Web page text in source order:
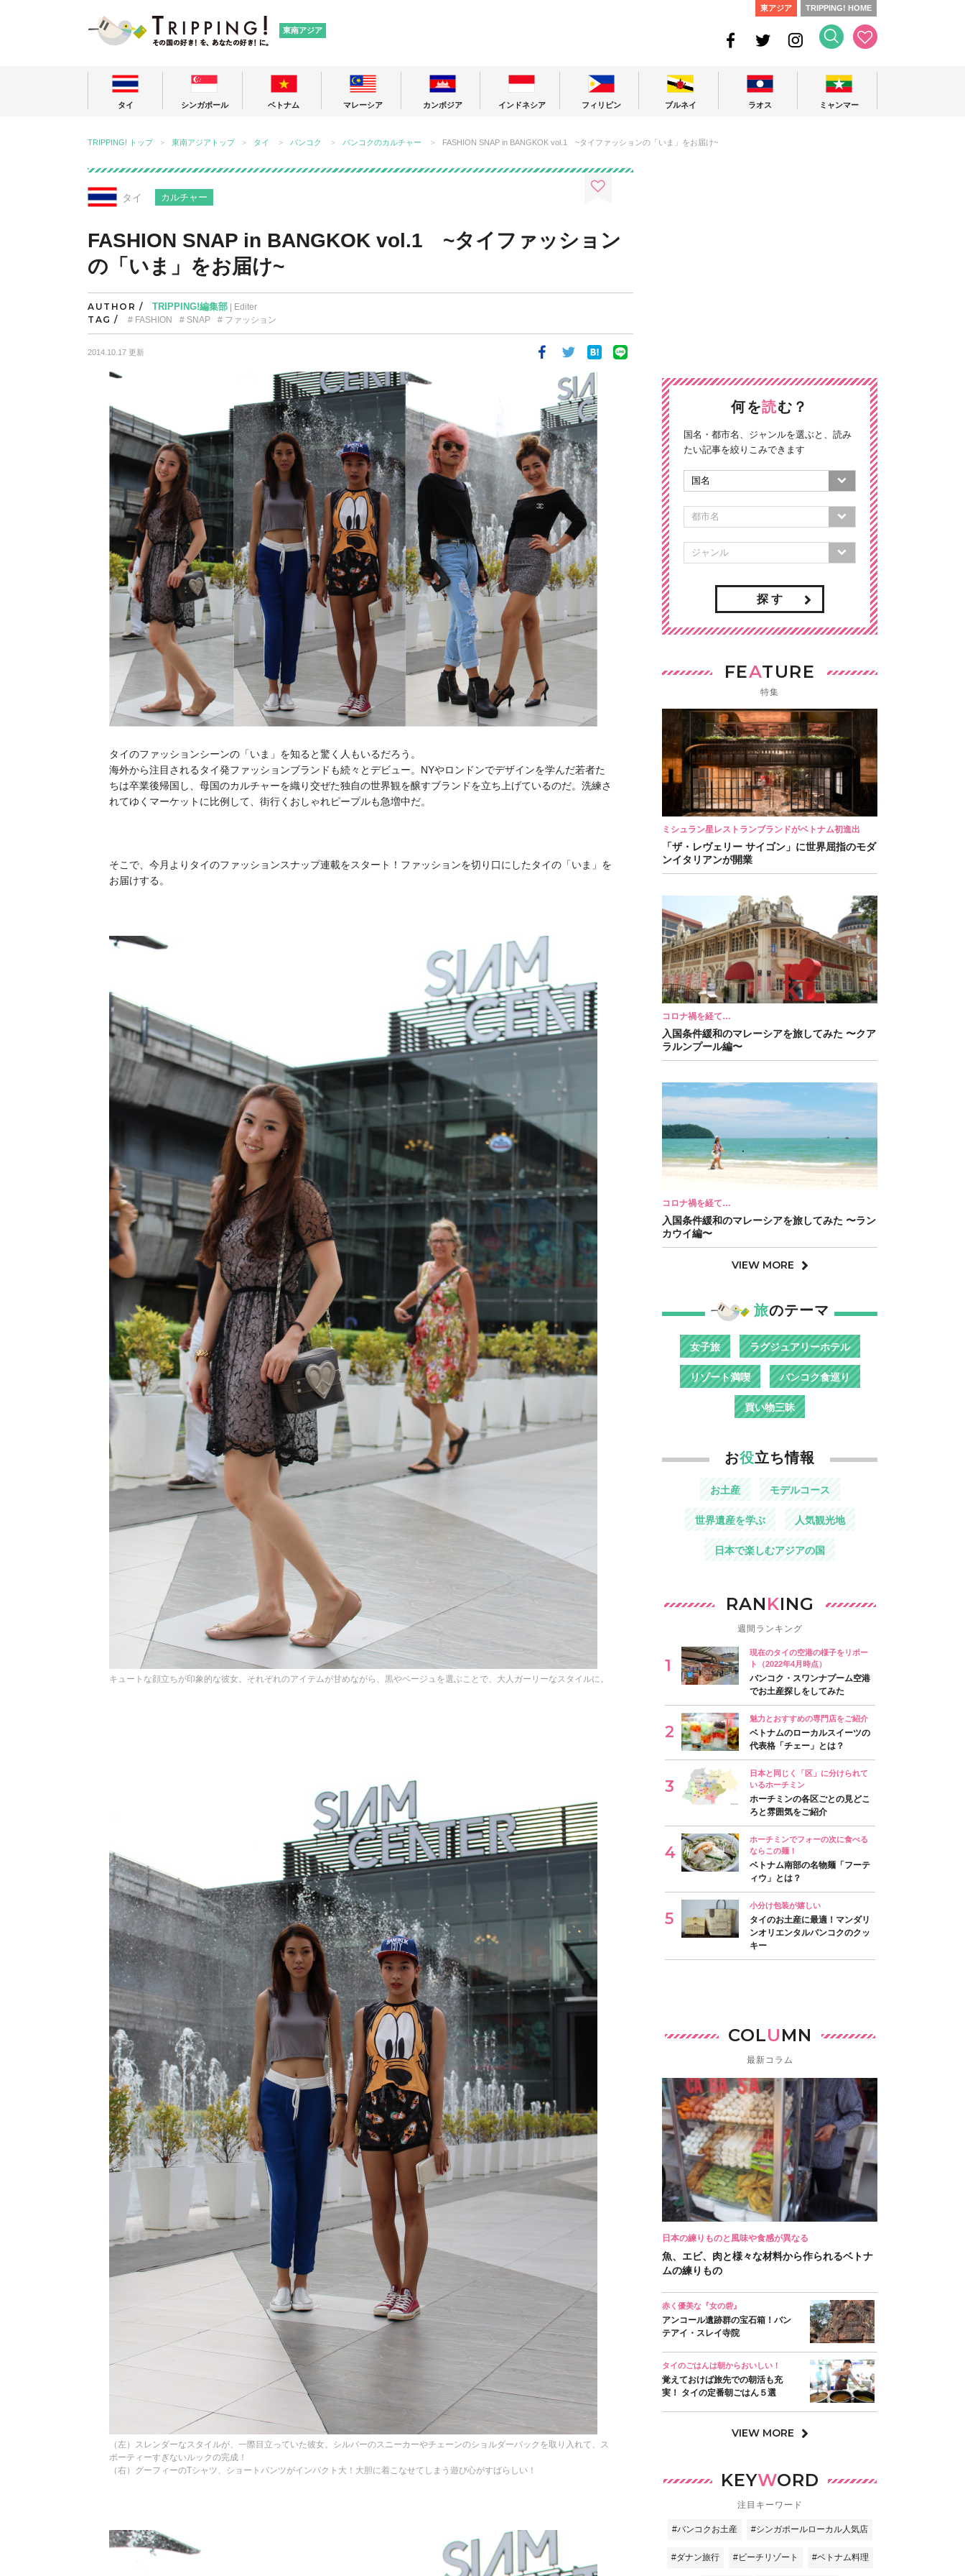
東南アジア
東アジア TRIPPING! HOME
タイ シンガポール ベトナム マレーシア カンボジア インドネシア フィリピン ブルネイ ラオス ミャンマー
TRIPPING! トップ 東南アジアトップ タイ バンコク バンコクのカルチャー FASHION SNAP in BANGKOK vol.1 ~タイファッションの「いま」をお届け~
タイ カルチャー
FASHION SNAP in BANGKOK vol.1 ~タイファッション
の「いま」をお届け~
AUTHOR / TRIPPING!編集部 | Editer
TAG / FASHION SNAP ファッション
2014.10.17 更新
タイのファッションシーンの「いま」を知ると驚く人もいるだろう。
海外から注目されるタイ発ファッションブランドも続々とデビュー。NYやロンドンでデザインを学んだ若者た
ちは卒業後帰国し、母国のカルチャーを織り交ぜた独自の世界観を醸すブランドを立ち上げているのだ。洗練さ
れてゆくマーケットに比例して、街行くおしゃれピープルも急増中だ。
そこで、今月よりタイのファッションスナップ連載をスタート！ファッションを切り口にしたタイの「いま」を
お届けする。
キュートな顔立ちが印象的な彼女。それぞれのアイテムが甘めながら、黒やベージュを選ぶことで、大人ガーリーなスタイルに。
（左）スレンダーなスタイルが、一際目立っていた彼女。シルバーのスニーカーやチェーンのショルダーバックを取り入れて、ス
ポーティーすぎないルックの完成！
（右）グーフィーのTシャツ、ショートパンツがインパクト大！大胆に着こなせてしまう遊び心がすばらしい！
何を読む？
国名・都市名、ジャンルを選ぶと、読み
たい記事を絞りこみできます
探 す
FEATURE
特集
ミシュラン星レストランブランドがベトナム初進出
「ザ・レヴェリー サイゴン」に世界屈指のモダ
ンイタリアンが開業
コロナ禍を経て…
入国条件緩和のマレーシアを旅してみた 〜クア
ラルンプール編〜
コロナ禍を経て…
入国条件緩和のマレーシアを旅してみた 〜ラン
カウイ編〜
VIEW MORE
旅のテーマ
女子旅 ラグジュアリーホテル
リゾート満喫 バンコク食巡り
買い物三昧
お役立ち情報
お土産 モデルコース
世界遺産を学ぶ 人気観光地
日本で楽しむアジアの国
RANKING
週間ランキング
現在のタイの空港の様子をリポー
ト（2022年4月時点）
バンコク・スワンナプーム空港
でお土産探しをしてみた
魅力とおすすめの専門店をご紹介
ベトナムのローカルスイーツの
代表格「チェー」とは？
日本と同じく「区」に分けられて
いるホーチミン
ホーチミンの各区ごとの見どこ
ろと雰囲気をご紹介
ホーチミンでフォーの次に食べる
ならこの麺！
ベトナム南部の名物麺「フーテ
ィウ」とは？
小分け包装が嬉しい
タイのお土産に最適！マンダリ
ンオリエンタルバンコクのクッ
キー
COLUMN
最新コラム
日本の練りものと風味や食感が異なる
魚、エビ、肉と様々な材料から作られるベトナ
ムの練りもの
赤く優美な『女の砦』
アンコール遺跡群の宝石箱！バン
テアイ・スレイ寺院
タイのごはんは朝からおいしい！
覚えておけば旅先での朝活も充
実！ タイの定番朝ごはん５選
VIEW MORE
KEYWORD
注目キーワード
#バンコクお土産 #シンガポールローカル人気店
#ダナン旅行 #ビーチリゾート #ベトナム料理